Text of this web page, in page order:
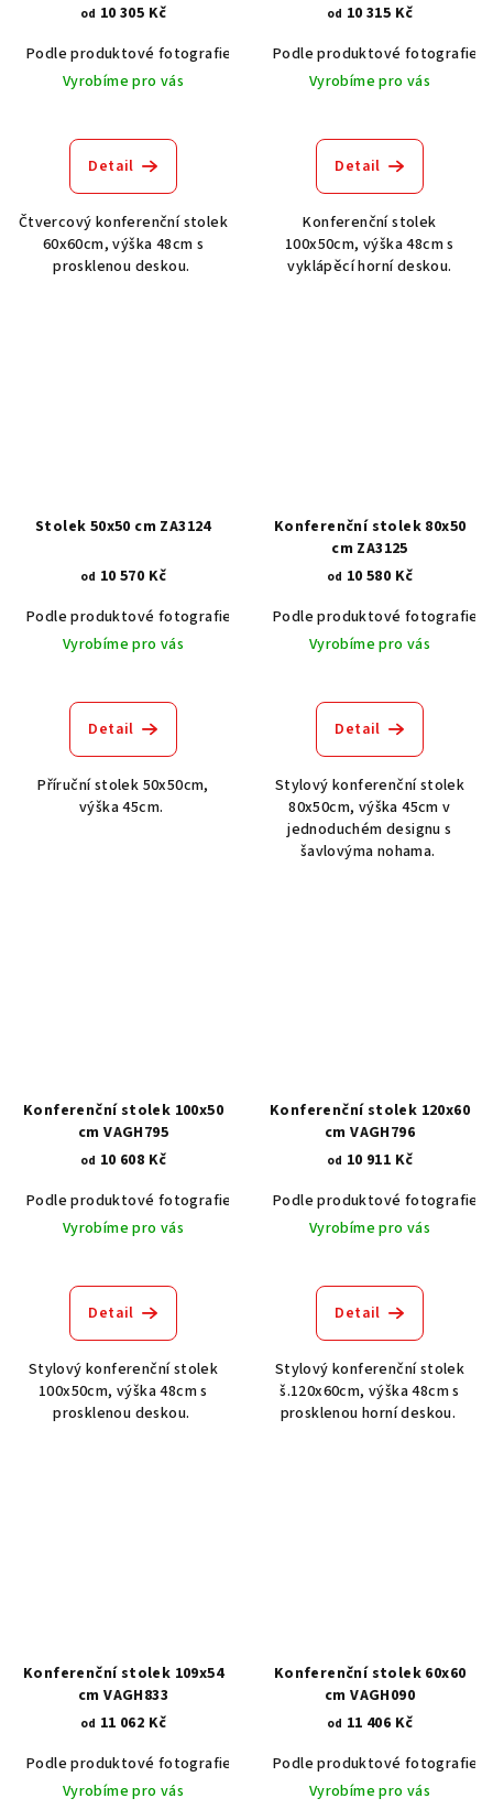
od 10 305 Kč
Podle produktové fotografie
Akát vintage BT1551
Dub světlý
Vyrobíme pro vás
Detail
Čtvercový konferenční stolek
60x60cm, výška 48cm s
prosklenou deskou.
od 10 315 Kč
Podle produktové fotografie
Vyrobíme pro vás
Detail
Konferenční stolek
100x50cm, výška 48cm s
vyklápěcí horní deskou.
Stolek 50x50 cm ZA3124
od 10 570 Kč
Podle produktové fotografie
Akát vintage BT1551
Dub světlý
Vyrobíme pro vás
Detail
Příruční stolek 50x50cm,
výška 45cm.
Konferenční stolek 80x50
cm ZA3125
od 10 580 Kč
Podle produktové fotografie
Vyrobíme pro vás
Detail
Stylový konferenční stolek
80x50cm, výška 45cm v
jednoduchém designu s
šavlovýma nohama.
Konferenční stolek 100x50
cm VAGH795
od 10 608 Kč
Podle produktové fotografie
Akát vintage BT1551
Dub světlý
Vyrobíme pro vás
Detail
Stylový konferenční stolek
100x50cm, výška 48cm s
prosklenou deskou.
Konferenční stolek 120x60
cm VAGH796
od 10 911 Kč
Podle produktové fotografie
Vyrobíme pro vás
Detail
Stylový konferenční stolek
š.120x60cm, výška 48cm s
prosklenou horní deskou.
Konferenční stolek 109x54
cm VAGH833
od 11 062 Kč
Podle produktové fotografie
Akát vintage BT1551
Dub světlý
Vyrobíme pro vás
Konferenční stolek 60x60
cm VAGH090
od 11 406 Kč
Podle produktové fotografie
Vyrobíme pro vás